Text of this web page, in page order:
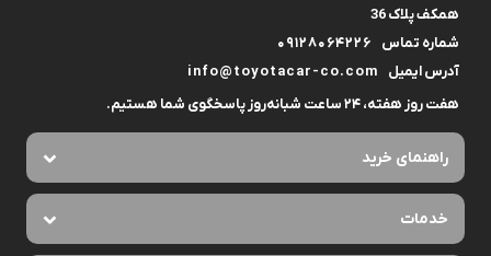
همکف پلاک 36
شماره تماس
09128064226
آدرس ایمیل
info@toyotacar-co.com
هفت روز هفته، ۲۴ ساعت شبانه‌روز پاسخگوی شما هستیم.
راهنمای خرید
خدمات